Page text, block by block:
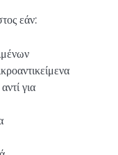
εάν:
για